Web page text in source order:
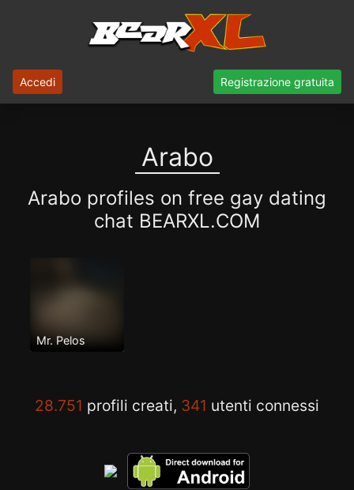
Accedi Registrazione gratuita
Arabo
Arabo profiles on free gay dating
chat BEARXL.COM
Mr. Pelos
28.751 profili creati, 341 utenti connessi